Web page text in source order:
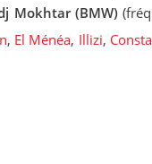
Mokhtar (BMW)
, El Ménéa, Illizi,